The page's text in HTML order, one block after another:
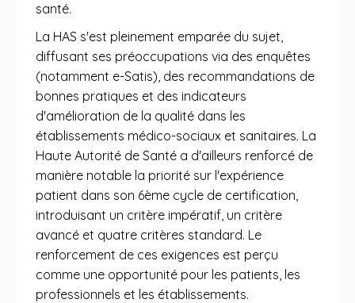
santé.
La HAS s'est pleinement emparée du sujet,
diffusant ses préoccupations via des enquêtes
(notamment e-Satis), des recommandations de
bonnes pratiques et des indicateurs
d'amélioration de la qualité dans les
établissements médico-sociaux et sanitaires. La
Haute Autorité de Santé a d'ailleurs renforcé de
manière notable la priorité sur l'expérience
patient dans son 6ème cycle de certification,
introduisant un critère impératif, un critère
avancé et quatre critères standard. Le
renforcement de ces exigences est perçu
comme une opportunité pour les patients, les
professionnels et les établissements.